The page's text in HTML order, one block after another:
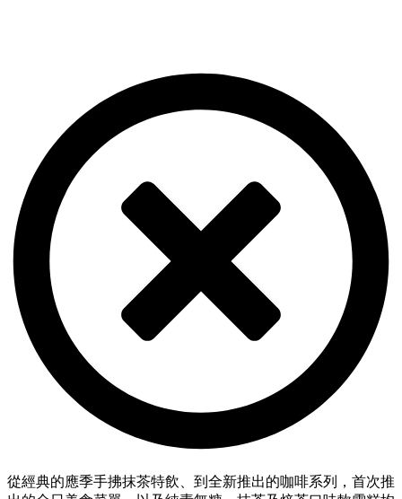
從經典的應季手拂抹茶特飲、到全新推出的咖啡系列，首次推